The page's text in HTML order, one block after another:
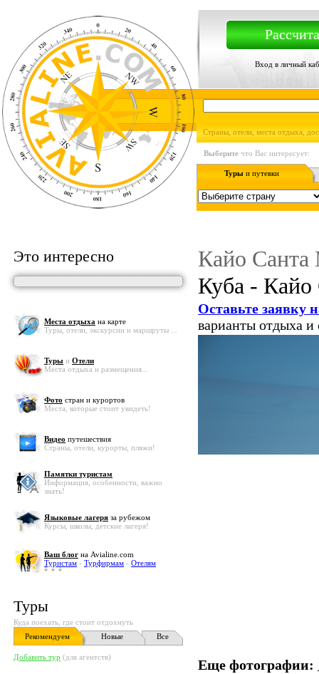
Вход в личный
Страны, отели, места отдыха,
Выберите что Вас интересует:
Туры и путевки
Это интересно
Места отдыха на карте
Туры, отели, экскурсии и маршруты ...
Туры и Отели
Места отдыха и размещения...
Фото стран и курортов
Места, которые стоит увидеть!
Видео путешествия
Страны, отели, курорты, пляжи!
Памятки туристам
Информация, особенности, важно
знать!
Языковые лагеря за рубежом
Курсы, школы, детские лагеря!
Ваш блог на Avialine.com
Туристам - Турфирмам - Отелям
Туры
Куда поехать, где стоит отдохнуть
Рекомендуем
Новые Все
Добавить тур (для агентств)
Кайо Санта
Куба -
Оставьте заявку
варианты отдыха
Еще фотографии: